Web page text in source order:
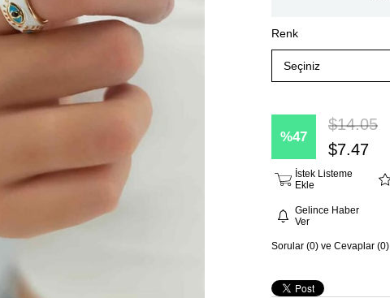
Renk
47
$14.05
$7.47
İstek Listeme
Ekle
Gelince Haber
Ver
Sorular (0) ve Cevaplar (0)